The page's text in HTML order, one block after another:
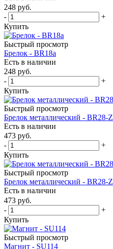
248 руб.
-
+
Купить
Быстрый просмотр
Брелок - BR18a
Есть в наличии
248 руб.
-
+
Купить
Быстрый просмотр
Брелок металлический - BR28-Z
Есть в наличии
473 руб.
-
+
Купить
Быстрый просмотр
Брелок металлический - BR28-Z
Есть в наличии
473 руб.
-
+
Купить
Быстрый просмотр
Магнит - SU114